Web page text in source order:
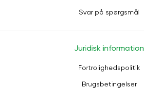
Svar på spørgsmål
Juridisk information
Fortrolighedspolitik
Brugsbetingelser